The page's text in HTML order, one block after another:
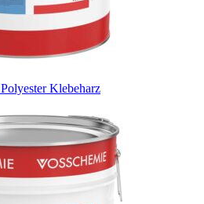
Polyester Klebeharz